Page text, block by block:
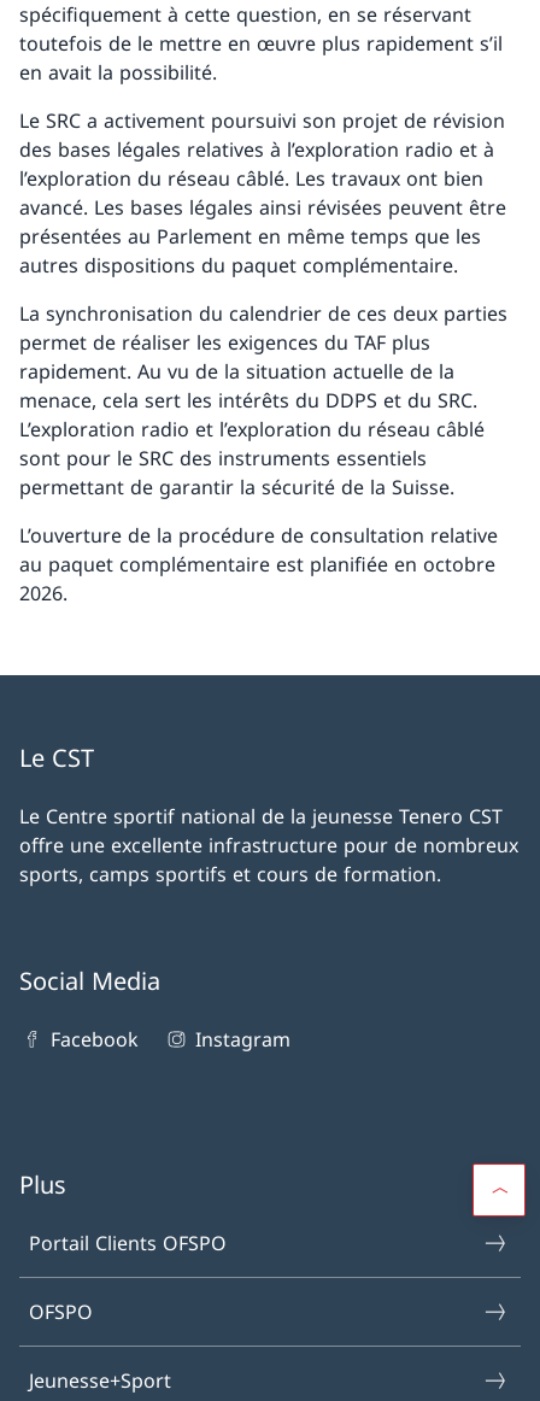
spécifiquement à cette question, en se réservant
toutefois de le mettre en œuvre plus rapidement s’il
en avait la possibilité.
Le SRC a activement poursuivi son projet de révision
des bases légales relatives à l’exploration radio et à
l’exploration du réseau câblé. Les travaux ont bien
avancé. Les bases légales ainsi révisées peuvent être
présentées au Parlement en même temps que les
autres dispositions du paquet complémentaire.
La synchronisation du calendrier de ces deux parties
permet de réaliser les exigences du TAF plus
rapidement. Au vu de la situation actuelle de la
menace, cela sert les intérêts du DDPS et du SRC.
L’exploration radio et l’exploration du réseau câblé
sont pour le SRC des instruments essentiels
permettant de garantir la sécurité de la Suisse.
L’ouverture de la procédure de consultation relative
au paquet complémentaire est planifiée en octobre
2026.
Le CST
Le Centre sportif national de la jeunesse Tenero CST
offre une excellente infrastructure pour de nombreux
sports, camps sportifs et cours de formation.
Social Media
Facebook Instagram
Plus
Portail Clients OFSPO
OFSPO
Jeunesse+Sport